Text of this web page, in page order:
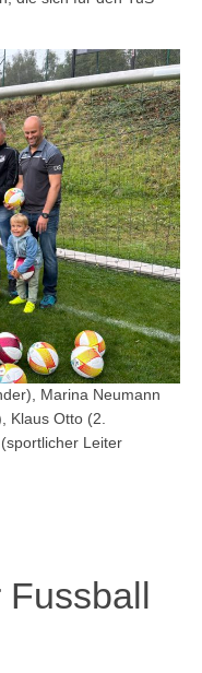
Marina Neumann
Klaus Otto (2.
Leiter